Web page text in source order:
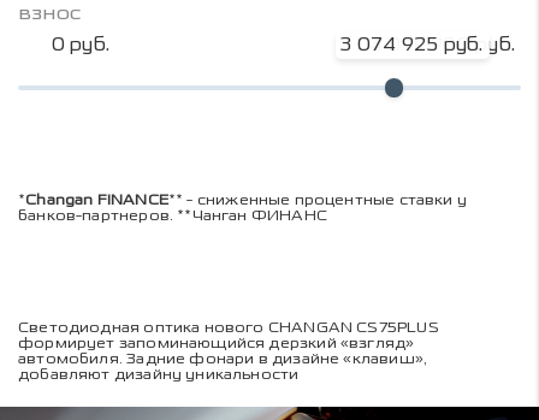
взнос
0 руб. 3 074 925 руб.
4 099 900 руб.
*Changan FINANCE** - сниженные процентные ставки у
банков-партнеров. **Чанган ФИНАНС
Светодиодная оптика нового CHANGAN CS75PLUS
формирует запоминающийся дерзкий «взгляд»
автомобиля. Задние фонари в дизайне «клавиш»,
добавляют дизайну уникальности